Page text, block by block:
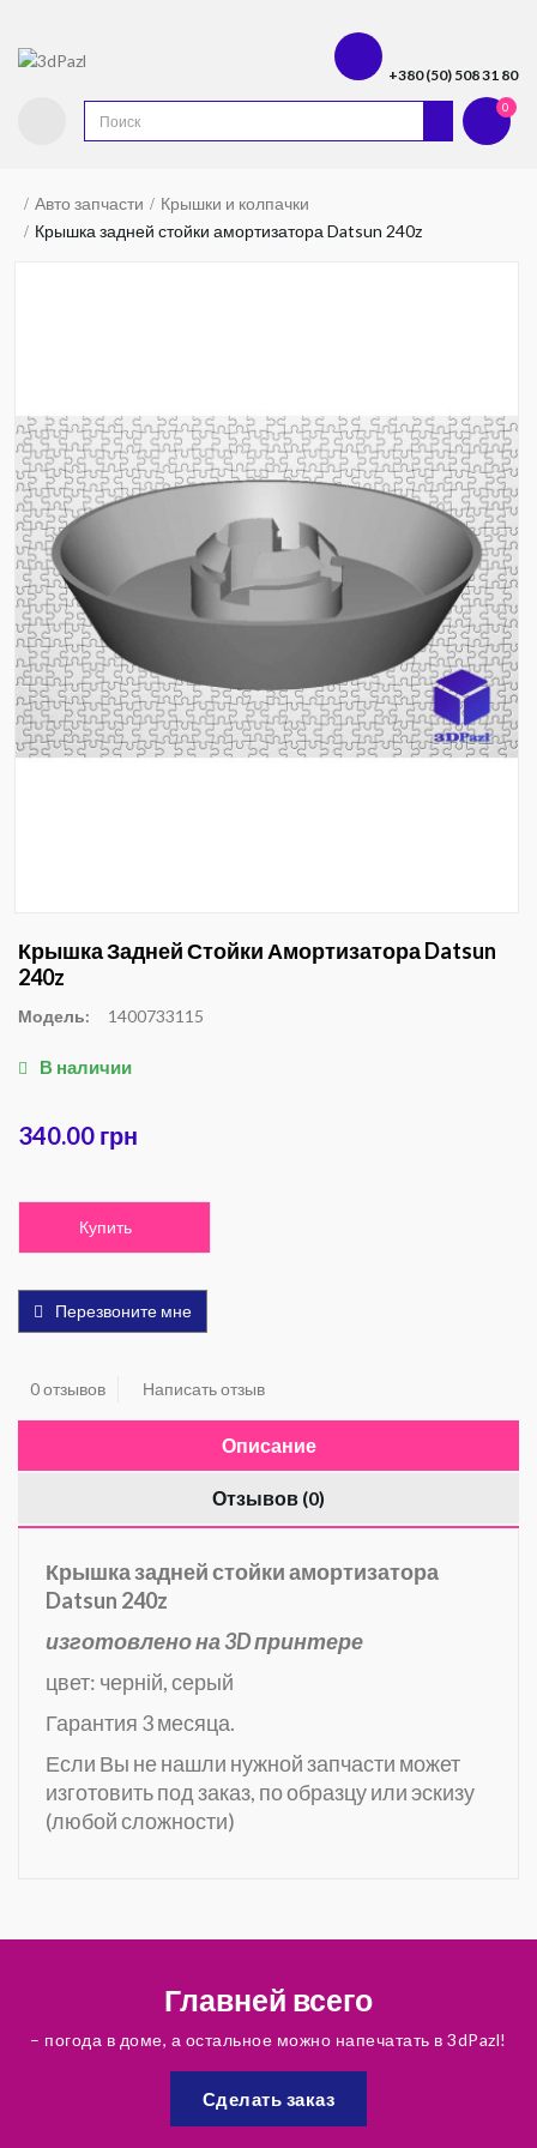
+380 (50) 508 31 80
0
Авто запчасти
Крышки и колпачки
Крышка задней стойки амортизатора Datsun 240z
Крышка Задней Стойки Амортизатора Datsun
240z
Модель: 1400733115
В наличии
340.00 грн
Купить
Перезвоните мне
0 отзывов Написать отзыв
Описание
Отзывов (0)
Крышка задней стойки амортизатора
Datsun 240z
изготовлено на 3D принтере
цвет: черній, серый
Гарантия 3 месяца.
Если Вы не нашли нужной запчасти может
изготовить под заказ, по образцу или эскизу
(любой сложности)
Главней всего
– погода в доме, а остальное можно напечатать в 3dPazl!
Сделать заказ